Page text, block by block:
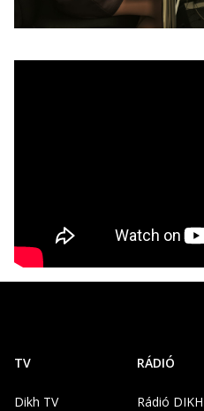
TV
Dikh TV
RÁDIÓ
Rádió DIKH